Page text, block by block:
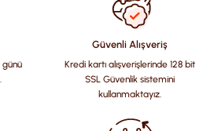
teşekkür ederiz.
veya görüntülenemiyor.
bilgiler bulunuyor.
bulunuyor.
günü
Güvenli Alışveriş
Kredi kartı alışverişlerinde 128 bit
SSL Güvenlik sistemini
kullanmaktayız.